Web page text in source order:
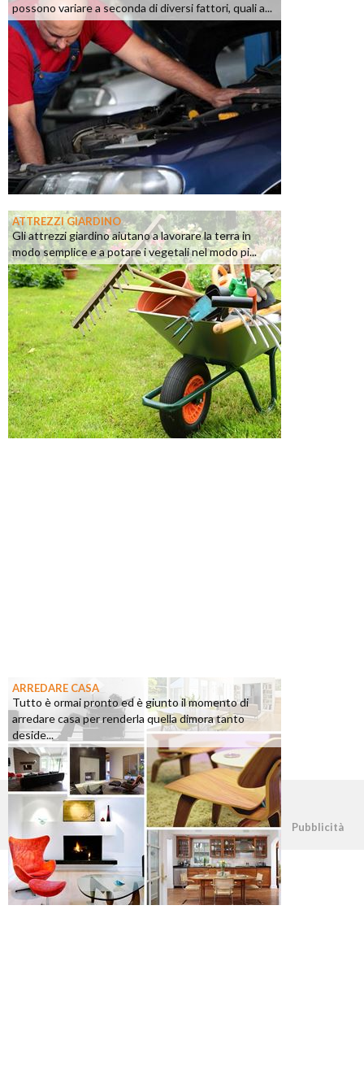
possono variare a seconda di diversi fattori, quali a...
ATTREZZI GIARDINO
Gli attrezzi giardino aiutano a lavorare la terra in
modo semplice e a potare i vegetali nel modo pi...
ARREDARE CASA
Tutto è ormai pronto ed è giunto il momento di
arredare casa per renderla quella dimora tanto
deside...
©2026 - casapratica.org - p.iva 03338800984 Pubblicità